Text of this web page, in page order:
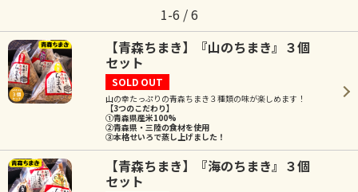
1-6 / 6
【青森ちまき】『山のちまき』３個
セット
SOLD OUT
山の幸たっぷりの青森ちまき３種類の味が楽しめます！
【3つのこだわり】
①青森県産米100%
②青森県・三陸の食材を使用
③本格せいろで蒸し上げました！
【青森ちまき】『海のちまき』３個
セット